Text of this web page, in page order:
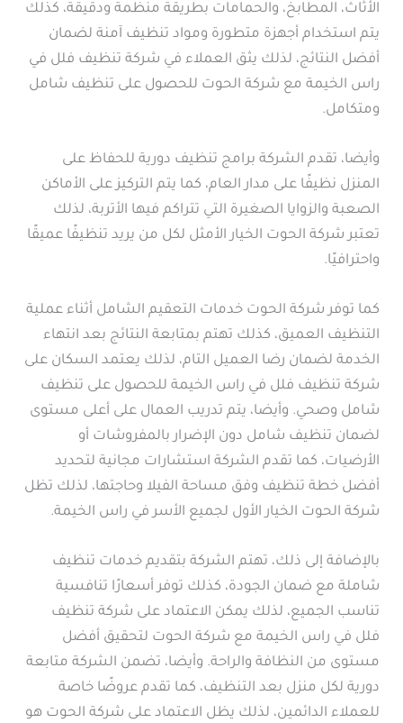
الأثاث، المطابخ، والحمامات بطريقة منظمة ودقيقة، كذلك
يتم استخدام أجهزة متطورة ومواد تنظيف آمنة لضمان
أفضل النتائج، لذلك يثق العملاء في شركة تنظيف فلل في
راس الخيمة مع شركة الحوت للحصول على تنظيف شامل
ومتكامل.
وأيضا، تقدم الشركة برامج تنظيف دورية للحفاظ على
المنزل نظيفًا على مدار العام، كما يتم التركيز على الأماكن
الصعبة والزوايا الصغيرة التي تتراكم فيها الأتربة، لذلك
تعتبر شركة الحوت الخيار الأمثل لكل من يريد تنظيفًا عميقًا
واحترافيًا.
كما توفر شركة الحوت خدمات التعقيم الشامل أثناء عملية
التنظيف العميق، كذلك تهتم بمتابعة النتائج بعد انتهاء
الخدمة لضمان رضا العميل التام، لذلك يعتمد السكان على
شركة تنظيف فلل في راس الخيمة للحصول على تنظيف
شامل وصحي. وأيضا، يتم تدريب العمال على أعلى مستوى
لضمان تنظيف شامل دون الإضرار بالمفروشات أو
الأرضيات، كما تقدم الشركة استشارات مجانية لتحديد
أفضل خطة تنظيف وفق مساحة الفيلا وحاجتها، لذلك تظل
شركة الحوت الخيار الأول لجميع الأسر في راس الخيمة.
بالإضافة إلى ذلك، تهتم الشركة بتقديم خدمات تنظيف
شاملة مع ضمان الجودة، كذلك توفر أسعارًا تنافسية
تناسب الجميع، لذلك يمكن الاعتماد على شركة تنظيف
فلل في راس الخيمة مع شركة الحوت لتحقيق أفضل
مستوى من النظافة والراحة. وأيضا، تضمن الشركة متابعة
دورية لكل منزل بعد التنظيف، كما تقدم عروضًا خاصة
للعملاء الدائمين، لذلك يظل الاعتماد على شركة الحوت هو